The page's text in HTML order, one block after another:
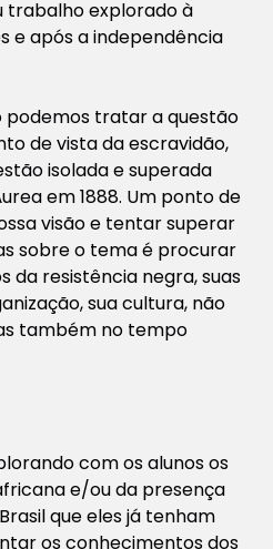
trabalho explorado à
e após a independência
podemos tratar a questão
de vista da escravidão,
isolada e superada
em 1888. Um ponto de
visão e tentar superar
sobre o tema é procurar
da resistência negra, suas
sua cultura, não
também no tempo
com os alunos os
e/ou da presença
que eles já tenham
os conhecimentos dos